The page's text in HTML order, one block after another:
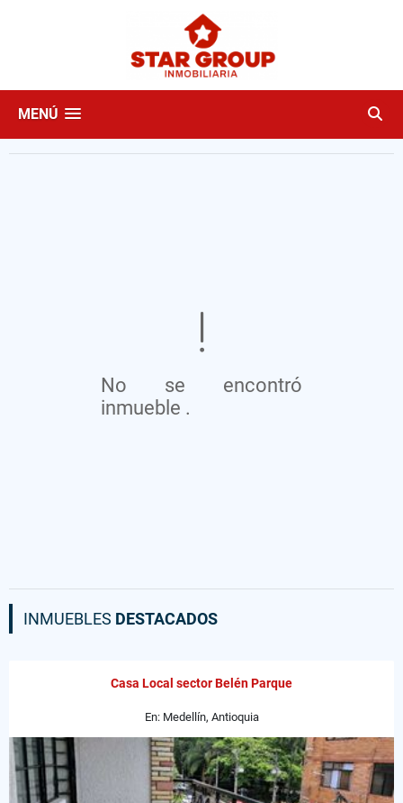
MENÚ
No se encontró
inmueble .
INMUEBLES DESTACADOS
Casa Local sector Belén Parque
En: Medellín, Antioquia